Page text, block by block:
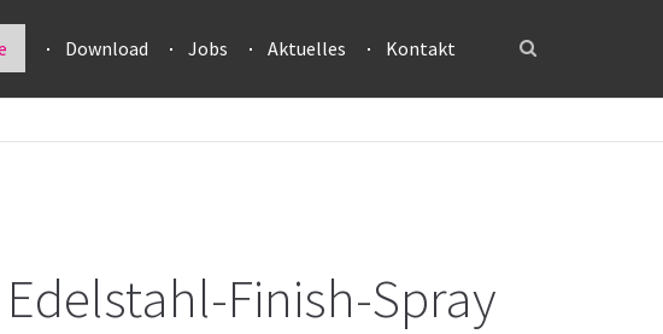
Download Jobs Aktuelles Kontakt
Edelstahl-Finish-Spray